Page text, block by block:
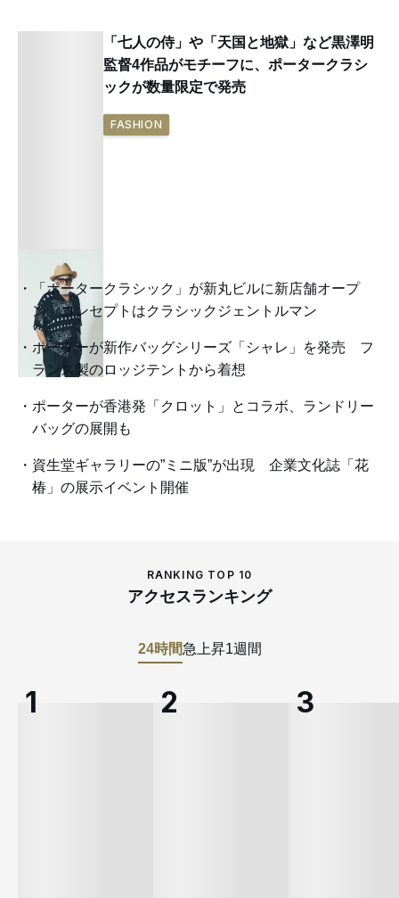
「七人の侍」や「天国と地獄」など黒澤明
監督4作品がモチーフに、ポータークラシ
ックが数量限定で発売
FASHION
「ポータークラシック」が新丸ビルに新店舗オープ
ン、コンセプトはクラシックジェントルマン
ポーターが新作バッグシリーズ「シャレ」を発売 フ
ランス製のロッジテントから着想
ポーターが香港発「クロット」とコラボ、ランドリー
バッグの展開も
資生堂ギャラリーの”ミニ版”が出現 企業文化誌「花
椿」の展示イベント開催
RANKING TOP 10
アクセスランキング
24時間急上昇1週間